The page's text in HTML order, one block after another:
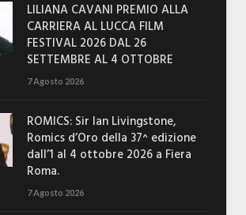
LILIANA CAVANI PREMIO ALLA
CARRIERA AL LUCCA FILM
FESTIVAL 2026 DAL 26
SETTEMBRE AL 4 OTTOBRE
7 Agosto 2026
ROMICS: Sir Ian Livingstone,
Romics d’Oro della 37^ edizione
dall’1 al 4 ottobre 2026 a Fiera
Roma.
7 Agosto 2026